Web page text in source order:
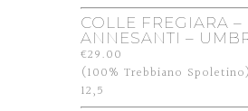
COLLE FREGIARA –
ANNESANTI –
€29.00
(100% Trebbiano
12,5